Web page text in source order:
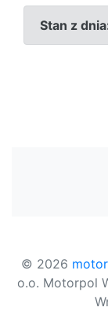
Stan z
© 2026
o.o. Motorpol